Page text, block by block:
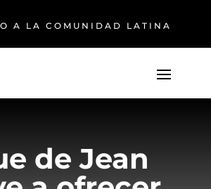
A LA COMUNIDAD LATINA
de Jean